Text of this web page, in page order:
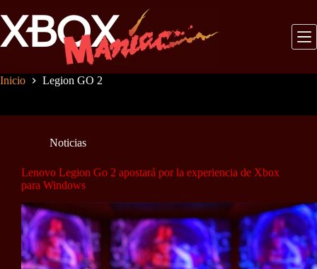
al
contenido
Inicio Legion GO 2
Noticias
Lenovo Legion Go 2 apostará por la experiencia de Xbox
para Windows